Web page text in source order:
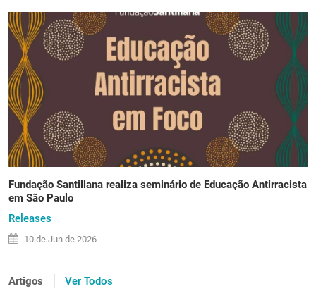
Fundação Santillana realiza seminário de Educação Antirracista
em São Paulo
Releases
10 de Jun de 2026
Artigos Ver Todos